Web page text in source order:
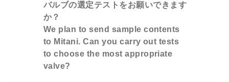
バルブの選定テストをお願いできます
か？
We plan to send sample contents
to Mitani. Can you carry out tests
to choose the most appropriate
valve?